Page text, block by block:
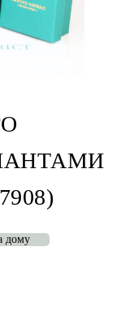
дому